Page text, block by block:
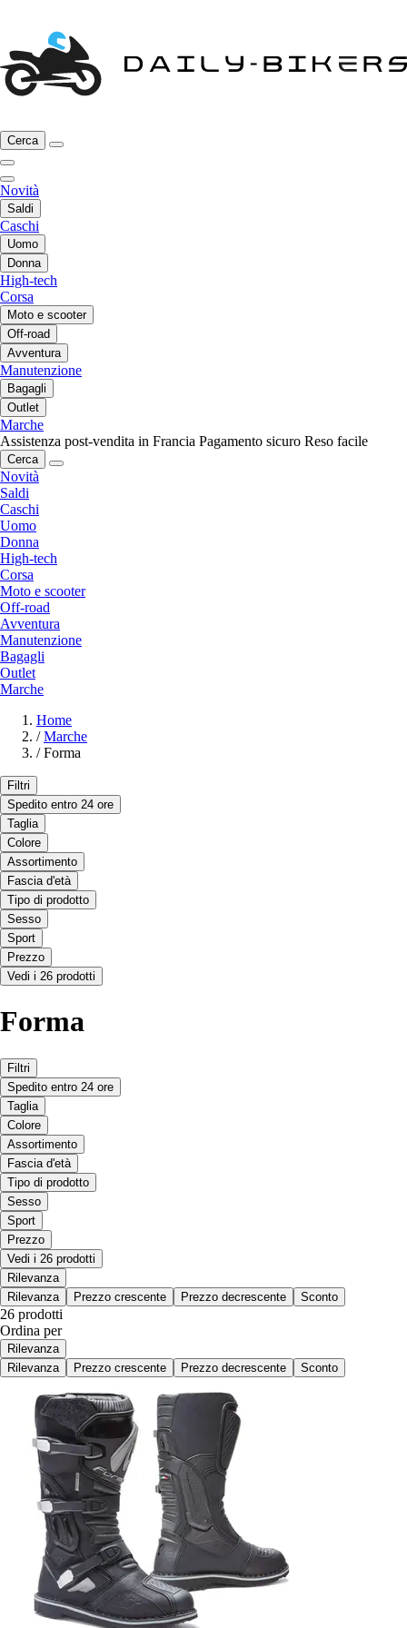
Cerca
Novità
Saldi
Caschi
Uomo
Donna
High-tech
Corsa
Moto e scooter
Off-road
Avventura
Manutenzione
Bagagli
Outlet
Marche
Assistenza post-vendita in Francia Pagamento sicuro Reso facile
Cerca
Novità
Saldi
Caschi
Uomo
Donna
High-tech
Corsa
Moto e scooter
Off-road
Avventura
Manutenzione
Bagagli
Outlet
Marche
Home
/ Marche
/ Forma
Filtri
Spedito entro 24 ore
Taglia
Colore
Assortimento
Fascia d'età
Tipo di prodotto
Sesso
Sport
Prezzo
Vedi i 26 prodotti
Forma
Filtri
Spedito entro 24 ore
Taglia
Colore
Assortimento
Fascia d'età
Tipo di prodotto
Sesso
Sport
Prezzo
Vedi i 26 prodotti
Rilevanza
Rilevanza
Prezzo crescente Prezzo decrescente Sconto
26 prodotti
Ordina per
Rilevanza
Rilevanza
Prezzo crescente Prezzo decrescente Sconto